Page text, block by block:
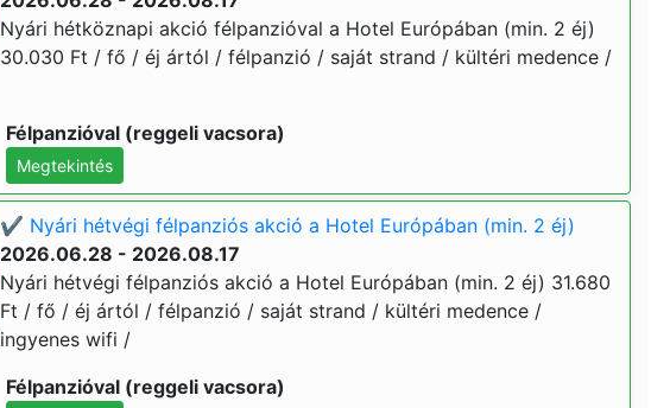
Nyári hétköznapi akció félpanzióval a Hotel Európában (min. 2 éj)
30.030 Ft / fő / éj ártól / félpanzió / saját strand / kültéri medence /
Félpanzióval (reggeli vacsora)
Megtekintés
✔️ Nyári hétvégi félpanziós akció a Hotel Európában (min. 2 éj)
2026.06.28 - 2026.08.17
Nyári hétvégi félpanziós akció a Hotel Európában (min. 2 éj) 31.680
Ft / fő / éj ártól / félpanzió / saját strand / kültéri medence /
ingyenes wifi /
Félpanzióval (reggeli vacsora)